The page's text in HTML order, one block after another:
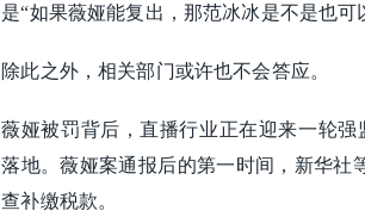
是“如果薇娅能复出，那范冰冰是不是也可
除此之外，相关部门或许也不会答应。
薇娅被罚背后，直播行业正在迎来一轮
落地。薇娅案通报后的第一时间，新华社
查补缴税款。